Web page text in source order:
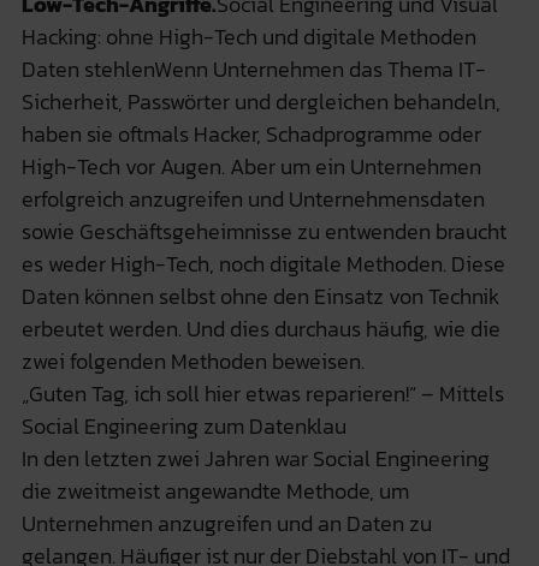
Hacking: ohne High-Tech und digitale Methoden
Daten stehlenWenn Unternehmen das Thema IT-
Sicherheit, Passwörter und dergleichen behandeln,
haben sie oftmals Hacker, Schadprogramme oder
High-Tech vor Augen. Aber um ein Unternehmen
erfolgreich anzugreifen und Unternehmensdaten
sowie Geschäftsgeheimnisse zu entwenden braucht
es weder High-Tech, noch digitale Methoden. Diese
Daten können selbst ohne den Einsatz von Technik
erbeutet werden. Und dies durchaus häufig, wie die
zwei folgenden Methoden beweisen.
„Guten Tag, ich soll hier etwas reparieren!“ – Mittels
Social Engineering zum Datenklau
In den letzten zwei Jahren war Social Engineering
die zweitmeist angewandte Methode, um
Unternehmen anzugreifen und an Daten zu
gelangen. Häufiger ist nur der Diebstahl von IT- und